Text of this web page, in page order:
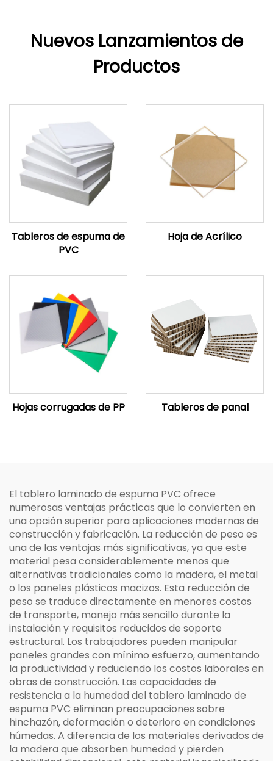
Nuevos Lanzamientos de
Productos
Tableros de espuma de
PVC
Hoja de Acrílico
Hojas corrugadas de PP Tableros de panal
El tablero laminado de espuma PVC ofrece
numerosas ventajas prácticas que lo convierten en
una opción superior para aplicaciones modernas de
construcción y fabricación. La reducción de peso es
una de las ventajas más significativas, ya que este
material pesa considerablemente menos que
alternativas tradicionales como la madera, el metal
o los paneles plásticos macizos. Esta reducción de
peso se traduce directamente en menores costos
de transporte, manejo más sencillo durante la
instalación y requisitos reducidos de soporte
estructural. Los trabajadores pueden manipular
paneles grandes con mínimo esfuerzo, aumentando
la productividad y reduciendo los costos laborales en
obras de construcción. Las capacidades de
resistencia a la humedad del tablero laminado de
espuma PVC eliminan preocupaciones sobre
hinchazón, deformación o deterioro en condiciones
húmedas. A diferencia de los materiales derivados de
la madera que absorben humedad y pierden